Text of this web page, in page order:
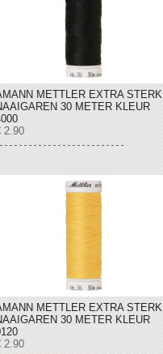
METTLER EXTRA STERK
30 METER KLEUR
2.90
METTLER EXTRA STERK
30 METER KLEUR
2.90